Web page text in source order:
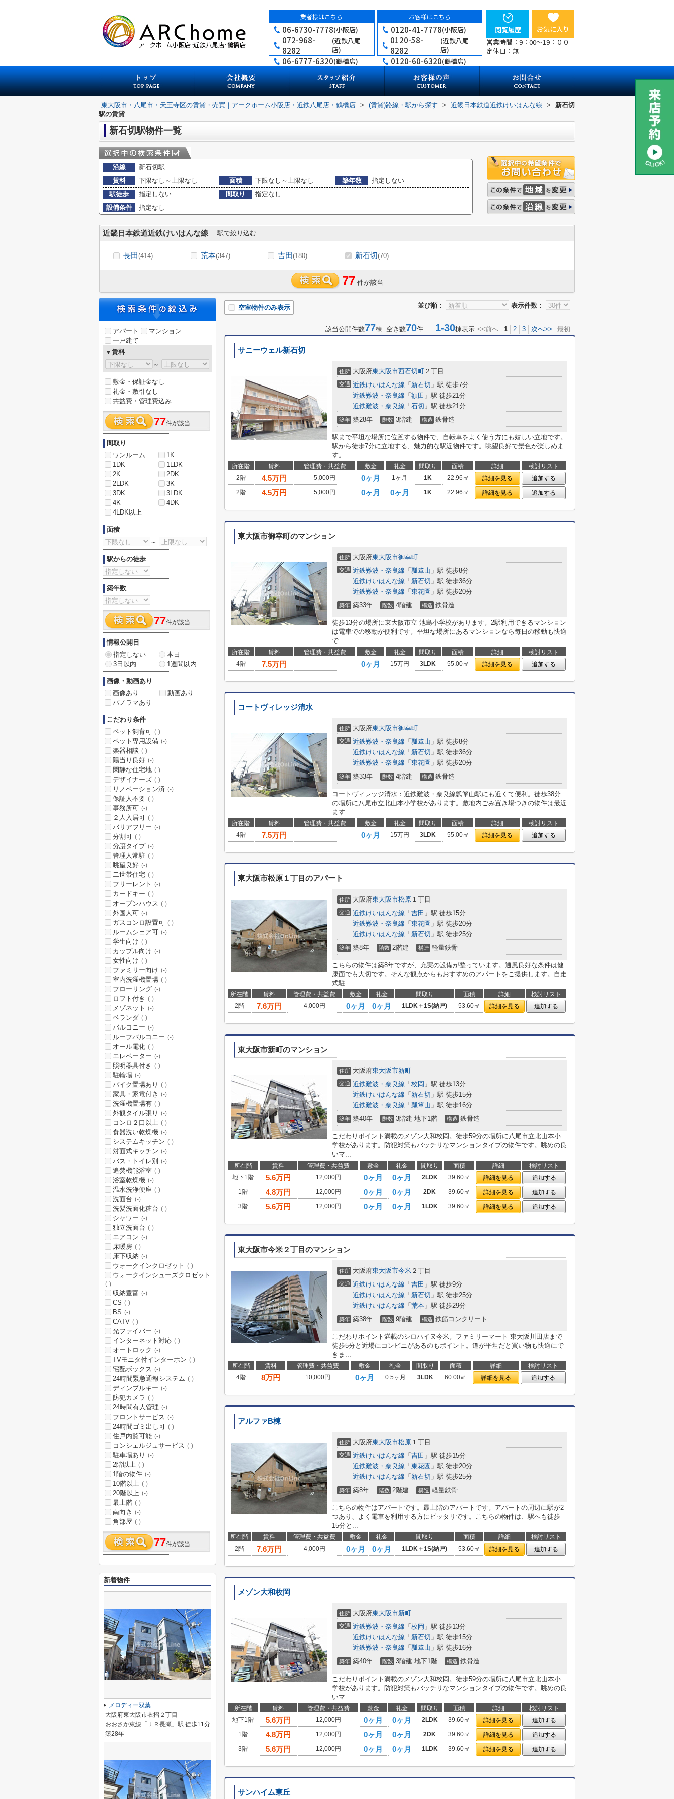
業者様はこちら
06-6730-7778(小阪店)
072-968-
8282
(近鉄八尾
店)
06-6777-6320(鶴橋店)
お客様はこちら
0120-41-7778(小阪店)
0120-58-
8282
(近鉄八尾
店)
0120-60-6320(鶴橋店)
閲覧履歴
お気に入り
営業時間：9：00～19：００
定休日：無
東大阪市・八尾市・天王寺区の賃貸・売買｜アークホーム小阪店・近鉄八尾店・鶴橋店 > (賃貸)路線・駅から探す > 近畿日本鉄道近鉄けいはんな線 >
新石切
駅の賃貸
新石切駅物件一覧
沿線
新石切駅
賃料
下限なし～上限なし 面積 下限なし～上限なし 築年数
指定しない
駅徒歩
指定しない 間取り
指定なし
設備条件
指定なし
近畿日本鉄道近鉄けいはんな線 駅で絞り込む
長田(414) 荒本(347) 吉田(180) 新石切(70)
77 件が該当
並び順： 表示件数：
空室物件のみ表示
該当公開件数77棟 空き数70件 1-30棟表示 <<前へ 1 2 3 次へ>> 最初
サニーウェル新石切
住所 大阪府東大阪市西石切町 ２丁目
交通 近鉄けいはんな線 「 新石切 」駅 徒歩7分
近鉄難波・奈良線 「 額田 」駅 徒歩21分
近鉄難波・奈良線 「 石切 」駅 徒歩21分
築年 築28年 階数 3階建 構造 鉄骨造
駅まで平坦な場所に位置する物件で、自転車をよく使う方にも嬉しい立地です。
駅から徒歩7分に立地する、魅力的な駅近物件です。眺望良好で景色が楽しめま
す。...
所在階 賃料 管理費・共益費 敷金 礼金 間取り 面積 詳細
検討リスト
2階
4.5万円 5,000円 0ヶ月 1ヶ月 1K 22.96㎡ 詳細を見る
追加する
2階
4.5万円 5,000円 0ヶ月 0ヶ月 1K 22.96㎡ 詳細を見る 追加する
東大阪市御幸町のマンション
住所 大阪府東大阪市御幸町
交通 近鉄難波・奈良線 「 瓢箪山 」駅 徒歩8分
近鉄けいはんな線 「 新石切 」駅 徒歩36分
近鉄難波・奈良線 「 東花園 」駅 徒歩20分
築年 築33年 階数 4階建 構造 鉄骨造
徒歩13分の場所に東大阪市立 池島小学校があります。2駅利用できるマンション
は電車での移動が便利です。平坦な場所にあるマンションなら毎日の移動も快適
で...
所在階 賃料 管理費・共益費 敷金 礼金 間取り 面積 詳細
検討リスト
4階
7.5万円 - 0ヶ月 15万円 3LDK 55.00㎡ 詳細を見る 追加する
コートヴィレッジ清水
住所 大阪府東大阪市御幸町
交通 近鉄難波・奈良線 「 瓢箪山 」駅 徒歩8分
近鉄けいはんな線 「 新石切 」駅 徒歩36分
近鉄難波・奈良線 「 東花園 」駅 徒歩20分
築年 築33年 階数 4階建 構造 鉄骨造
コートヴィレッジ清水：近鉄難波・奈良線瓢箪山駅にも近くて便利。徒歩38分
の場所に八尾市立北山本小学校があります。敷地内ごみ置き場つきの物件は最近
ます...
所在階 賃料 管理費・共益費 敷金 礼金 間取り 面積 詳細
検討リスト
4階
7.5万円 - 0ヶ月 15万円 3LDK 55.00㎡ 詳細を見る 追加する
東大阪市松原１丁目のアパート
住所 大阪府東大阪市松原 １丁目
交通 近鉄けいはんな線 「 吉田 」駅 徒歩15分
近鉄難波・奈良線 「 東花園 」駅 徒歩20分
近鉄けいはんな線 「 新石切 」駅 徒歩25分
築年 築8年 階数 2階建 構造 軽量鉄骨
こちらの物件は築8年ですが、充実の設備が整っています。通風良好な条件は健
康面でも大切です。そんな観点からもおすすめのアパートをご提供します。自走
式駐...
所在階 賃料 管理費・共益費 敷金 礼金 間取り 面積 詳細
検討リスト
2階
7.6万円 4,000円 0ヶ月 0ヶ月 1LDK＋1S(納戸) 53.60㎡ 詳細を見る 追加する
東大阪市新町のマンション
住所 大阪府東大阪市新町
交通 近鉄難波・奈良線 「 枚岡 」駅 徒歩13分
近鉄けいはんな線 「 新石切 」駅 徒歩15分
近鉄難波・奈良線 「 瓢箪山 」駅 徒歩16分
築年 築40年 階数 3階建 地下1階 構造 鉄骨造
こだわりポイント満載のメゾン大和枚岡。徒歩59分の場所に八尾市立北山本小
学校があります。防犯対策もバッチリなマンションタイプの物件です。眺めの良
いマ...
所在階 賃料 管理費・共益費 敷金 礼金 間取り 面積 詳細
検討リスト
地下1階
5.6万円 12,000円 0ヶ月 0ヶ月 2LDK 39.60㎡ 詳細を見る
追加する
1階
4.8万円 12,000円 0ヶ月 0ヶ月 2DK 39.60㎡ 詳細を見る
追加する
3階
5.6万円 12,000円 0ヶ月 0ヶ月 1LDK 39.60㎡ 詳細を見る 追加する
東大阪市今米２丁目のマンション
住所 大阪府東大阪市今米 ２丁目
交通 近鉄けいはんな線 「 吉田 」駅 徒歩9分
近鉄けいはんな線 「 新石切 」駅 徒歩25分
近鉄けいはんな線 「 荒本 」駅 徒歩29分
築年 築38年 階数 9階建 構造 鉄筋コンクリート
こだわりポイント満載のシロハイヌ今米。ファミリーマート 東大阪川田店まで
徒歩5分と近場にコンビニがあるのもポイント。道が平坦だと買い物も快適にで
きま...
所在階 賃料 管理費・共益費 敷金 礼金 間取り 面積 詳細
検討リスト
4階
8万円 10,000円 0ヶ月 0.5ヶ月 3LDK 60.00㎡ 詳細を見る 追加する
アルファB棟
住所 大阪府東大阪市松原 １丁目
交通 近鉄けいはんな線 「 吉田 」駅 徒歩15分
近鉄難波・奈良線 「 東花園 」駅 徒歩20分
近鉄けいはんな線 「 新石切 」駅 徒歩25分
築年 築8年 階数 2階建 構造 軽量鉄骨
こちらの物件はアパートです。最上階のアパートです。アパートの周辺に駅が2
つあり、よく電車を利用する方にピッタリです。こちらの物件は、駅へも徒歩
15分と...
所在階 賃料 管理費・共益費 敷金 礼金 間取り 面積 詳細
検討リスト
2階
7.6万円 4,000円 0ヶ月 0ヶ月 1LDK＋1S(納戸) 53.60㎡ 詳細を見る 追加する
メゾン大和枚岡
住所 大阪府東大阪市新町
交通 近鉄難波・奈良線 「 枚岡 」駅 徒歩13分
近鉄けいはんな線 「 新石切 」駅 徒歩15分
近鉄難波・奈良線 「 瓢箪山 」駅 徒歩16分
築年 築40年 階数 3階建 地下1階 構造 鉄骨造
こだわりポイント満載のメゾン大和枚岡。徒歩59分の場所に八尾市立北山本小
学校があります。防犯対策もバッチリなマンションタイプの物件です。眺めの良
いマ...
所在階 賃料 管理費・共益費 敷金 礼金 間取り 面積 詳細
検討リスト
地下1階
5.6万円 12,000円 0ヶ月 0ヶ月 2LDK 39.60㎡ 詳細を見る
追加する
1階
4.8万円 12,000円 0ヶ月 0ヶ月 2DK 39.60㎡ 詳細を見る
追加する
3階
5.6万円 12,000円 0ヶ月 0ヶ月 1LDK 39.60㎡ 詳細を見る 追加する
サンハイム東丘
アパート
マンション
一戸建て
▼賃料
～
敷金・保証金なし
礼金・敷引なし
共益費・管理費込み
77件が該当
間取り
ワンルーム
1K
1DK
1LDK
2K
2DK
2LDK
3K
3DK
3LDK
4K
4DK
4LDK以上
面積
～
駅からの徒歩
築年数
77件が該当
情報公開日
指定しない
本日
3日以内
1週間以内
画像・動画あり
画像あり
動画あり
パノラマあり
こだわり条件
ペット飼育可 (-)
ペット専用設備 (-)
楽器相談 (-)
陽当り良好 (-)
閑静な住宅地 (-)
デザイナーズ (-)
リノベーション済 (-)
保証人不要 (-)
事務所可 (-)
２人入居可 (-)
バリアフリー (-)
分割可 (-)
分譲タイプ (-)
管理人常駐 (-)
眺望良好 (-)
二世帯住宅 (-)
フリーレント (-)
カードキー (-)
オープンハウス (-)
外国人可 (-)
ガスコンロ設置可 (-)
ルームシェア可 (-)
学生向け (-)
カップル向け (-)
女性向け (-)
ファミリー向け (-)
室内洗濯機置場 (-)
フローリング (-)
ロフト付き (-)
メゾネット (-)
ベランダ (-)
バルコニー (-)
ルーフバルコニー (-)
オール電化 (-)
エレベーター (-)
照明器具付き (-)
駐輪場 (-)
バイク置場あり (-)
家具・家電付き (-)
洗濯機置場有 (-)
外観タイル張り (-)
コンロ２口以上 (-)
食器洗い乾燥機 (-)
システムキッチン (-)
対面式キッチン (-)
バス・トイレ別 (-)
追焚機能浴室 (-)
浴室乾燥機 (-)
温水洗浄便座 (-)
洗面台 (-)
洗髪洗面化粧台 (-)
シャワー (-)
独立洗面台 (-)
エアコン (-)
床暖房 (-)
床下収納 (-)
ウォークインクロゼット (-)
ウォークインシューズクロゼット
(-)
収納豊富 (-)
CS (-)
BS (-)
CATV (-)
光ファイバー (-)
インターネット対応 (-)
オートロック (-)
TVモニタ付インターホン (-)
宅配ボックス (-)
24時間緊急通報システム (-)
ディンプルキー (-)
防犯カメラ (-)
24時間有人管理 (-)
フロントサービス (-)
24時間ゴミ出し可 (-)
住戸内覧可能 (-)
コンシェルジュサービス (-)
駐車場あり (-)
2階以上 (-)
1階の物件 (-)
10階以上 (-)
20階以上 (-)
最上階 (-)
南向き (-)
角部屋 (-)
77件が該当
新着物件
メロディー双葉
大阪府東大阪市衣摺２丁目
おおさか東線「ＪＲ長瀬」駅 徒歩11分
築28年